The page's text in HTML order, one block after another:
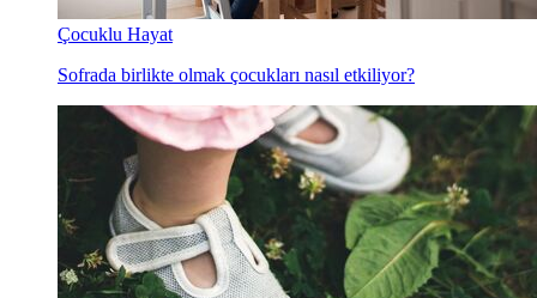
Çocuklu Hayat
Sofrada birlikte olmak çocukları nasıl etkiliyor?